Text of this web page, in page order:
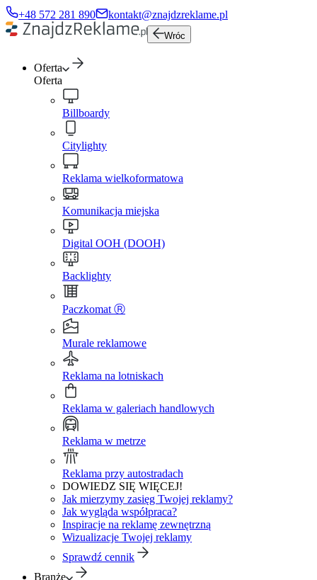
+48 572 281 890 kontakt@znajdzreklame.pl
Wróc
Oferta
Oferta
Billboardy
Citylighty
Reklama wielkoformatowa
Komunikacja miejska
Digital OOH (DOOH)
Backlighty
Paczkomat Ⓡ
Murale reklamowe
Reklama na lotniskach
Reklama w galeriach handlowych
Reklama w metrze
Reklama przy autostradach
DOWIEDZ SIĘ WIĘCEJ!
Jak mierzymy zasięg Twojej reklamy?
Jak wygląda współpraca?
Inspiracje na reklamę zewnętrzną
Wizualizacje Twojej reklamy
Sprawdź cennik
Branże